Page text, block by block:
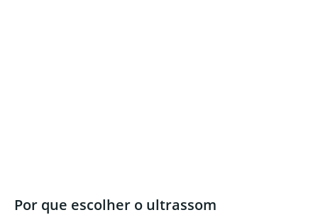
Por que escolher o ultrassom